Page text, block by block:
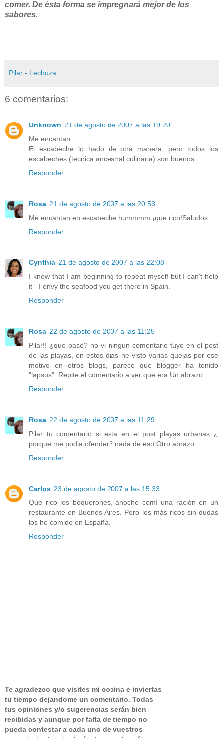
comer. De ésta forma se impregnará mejor de los
sabores.
Pilar - Lechuza
6 comentarios:
Unknown 21 de agosto de 2007 a las 19:20
Me encantan.
El escabeche lo hado de otra manera, pero todos los
escabeches (tecnica ancestral culinaria) son buenos.
Responder
Rosa 21 de agosto de 2007 a las 20:53
Me encantan en escabeche hummmm ¡que rico!Saludos
Responder
Cynthia 21 de agosto de 2007 a las 22:08
I know that I am beginning to repeat myself but I can't help
it - I envy the seafood you get there in Spain.
Responder
Rosa 22 de agosto de 2007 a las 11:25
Pilar!! ¿que paso? no vi ningun comentario tuyo en el post
de las playas, en estos dias he visto varias quejas por ese
motivo en otros blogs, parece que blogger ha tenido
"lapsus". Repite el comentario a ver que era Un abrazo
Responder
Rosa 22 de agosto de 2007 a las 11:29
Pilar tu comentario si esta en el post playas urbanas ¿
porque me podia ofender? nada de eso Otro abrazo
Responder
Carlos 23 de agosto de 2007 a las 15:33
Que rico los boquerones, anoche comí una ración en un
restaurante en Buenos Aires. Pero los más ricos sin dudas
los he comido en España.
Responder
Te agradezco que visites mi cocina e inviertas
tu tiempo dejandome un comentario. Todas
tus opiniones y/o sugerencias serán bien
recibidas y aunque por falta de tiempo no
pueda contestar a cada uno de vuestros